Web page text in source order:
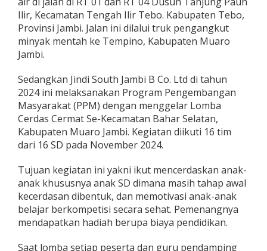
Ilir, Kecamatan Tengah Ilir Tebo. Kabupaten Tebo,
Provinsi Jambi. Jalan ini dilalui truk pengangkut
minyak mentah ke Tempino, Kabupaten Muaro
Jambi.
Sedangkan Jindi South Jambi B Co. Ltd di tahun
2024 ini melaksanakan Program Pengembangan
Masyarakat (PPM) dengan menggelar Lomba
Cerdas Cermat Se-Kecamatan Bahar Selatan,
Kabupaten Muaro Jambi. Kegiatan diikuti 16 tim
dari 16 SD pada November 2024.
Tujuan kegiatan ini yakni ikut mencerdaskan anak-
anak khususnya anak SD dimana masih tahap awal
kecerdasan dibentuk, dan memotivasi anak-anak
belajar berkompetisi secara sehat. Pemenangnya
mendapatkan hadiah berupa biaya pendidikan.
Saat lomba setiap peserta dan guru pendamping